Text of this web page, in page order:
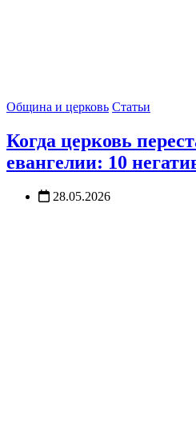
Община и церковь Статьи
Когда церковь
евангелии: 10
28.05.2026